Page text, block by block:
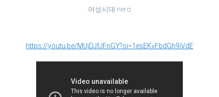
여성시대 nero
https://youtu.be/MUjDJfJFnGY?si=1esEKvFbdGh9iVdE